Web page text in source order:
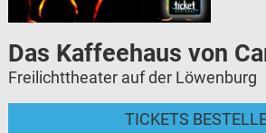
Das Kaffeehaus von
Freilichttheater auf der Löwenburg
TICKETS